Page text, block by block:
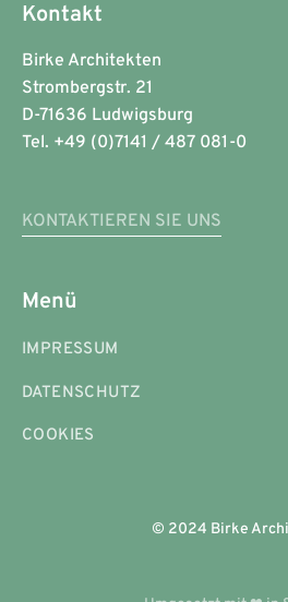
Kontakt
Birke Architekten
Strombergstr. 21
D-71636 Ludwigsburg
Tel. +49 (0)7141 / 487 081-0
KONTAKTIEREN SIE UNS
Menü
IMPRESSUM
DATENSCHUTZ
COOKIES
© 2024 Birke